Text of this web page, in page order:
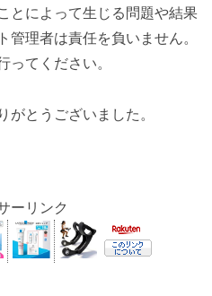
とによって生じる問題や結果
理者は責任を負いません。
てください。
とうございました。
ーリンク